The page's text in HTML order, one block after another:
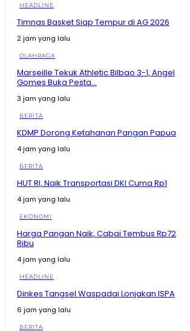
Baru Sebulan Kerja di BGN, Bigini
Sudaryono yang Nampak Makin
Dapat Knalpot Standar Gratis
08:24
Mentan Amran Dorong Aktivis
Begini Balasan Kang Dedi
Penenetang Sayembara
Zulhas Buka Suara
09:49
dari Anak Kos hingga Jadi Menteri
09:01
HEADLINE
Timnas Basket Siap Tempur di AG 2026
2 jam yang lalu
OLAHRAGA
Marseille Tekuk Athletic Bilbao 3-1, Angel
Gomes Buka Pesta...
3 jam yang lalu
BERITA
KDMP Dorong Ketahanan Pangan Papua
4 jam yang lalu
BERITA
HUT RI, Naik Transportasi DKI Cuma Rp1
4 jam yang lalu
EKONOMI
Harga Pangan Naik, Cabai Tembus Rp72
Ribu
4 jam yang lalu
HEADLINE
Dinkes Tangsel Waspadai Lonjakan ISPA
6 jam yang lalu
BERITA